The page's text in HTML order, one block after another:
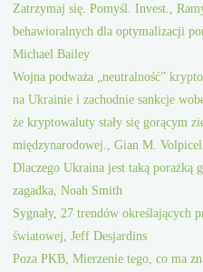
Zatrzymaj się. Pomyśl. Invest.,
behawioralnych dla optymalizacji
Michael Bailey
Wojna podważa „neutralność”
na Ukrainie i zachodnie sankcje
że kryptowaluty stały się gorącym
międzynarodowej., Gian M.
Dlaczego Ukraina jest taką porażką
zagadka, Noah Smith
Sygnały, 27 trendów określających
światowej, Jeff Desjardins
Poza PKB, Mierzenie tego, co ma